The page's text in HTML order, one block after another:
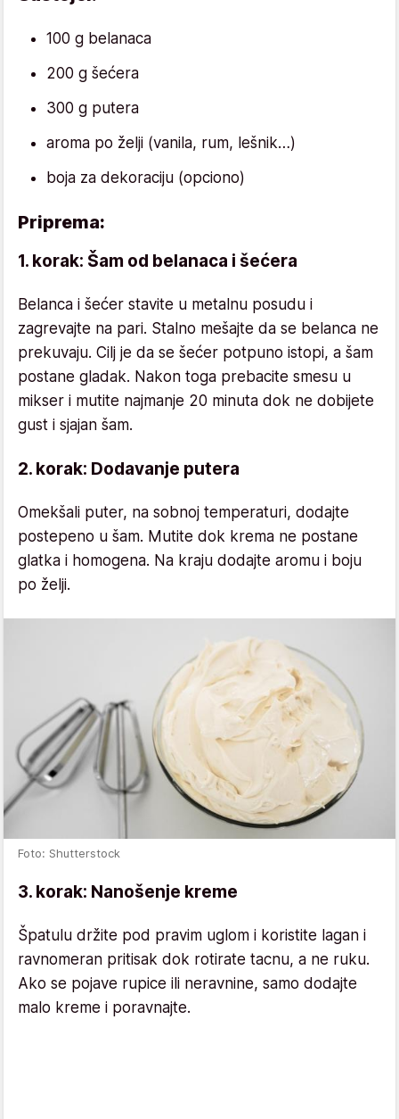
100 g belanaca
200 g šećera
300 g putera
aroma po želji (vanila, rum, lešnik…)
boja za dekoraciju (opciono)
Priprema:
1. korak: Šam od belanaca i šećera
Belanca i šećer stavite u metalnu posudu i
zagrevajte na pari. Stalno mešajte da se belanca ne
prekuvaju. Cilj je da se šećer potpuno istopi, a šam
postane gladak. Nakon toga prebacite smesu u
mikser i mutite najmanje 20 minuta dok ne dobijete
gust i sjajan šam.
2. korak: Dodavanje putera
Omekšali puter, na sobnoj temperaturi, dodajte
postepeno u šam. Mutite dok krema ne postane
glatka i homogena. Na kraju dodajte aromu i boju
po želji.
Foto: Shutterstock
3. korak: Nanošenje kreme
Špatulu držite pod pravim uglom i koristite lagan i
ravnomeran pritisak dok rotirate tacnu, a ne ruku.
Ako se pojave rupice ili neravnine, samo dodajte
malo kreme i poravnajte.